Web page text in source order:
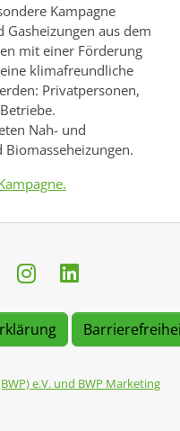
Kampagne
aus dem
mit einer Förderung
klimafreundliche
Privatpersonen,
Nah- und
e.V. und BWP Marketing